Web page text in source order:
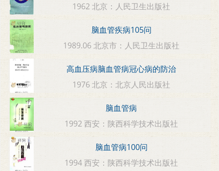
1962 北京：人民卫生出版社
脑血管疾病105问
1989.06 北京市：人民卫生出版社
高血压病脑血管病冠心病的防治
1976 北京：北京人民出版社
脑血管病
1992 西安：陕西科学技术出版社
脑血管病100问
1994 西安：陕西科学技术出版社